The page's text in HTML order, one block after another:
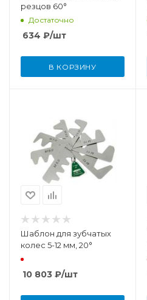
резцов 60°
Достаточно
634 ₽/шт
В КОРЗИНУ
Шаблон для зубчатых
колес 5-12 мм, 20°
10 803 ₽/шт